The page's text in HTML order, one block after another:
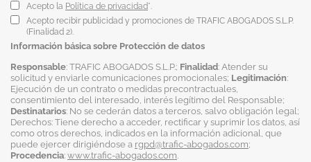
Acepto la Política de privacidad*.
Acepto recibir publicidad y promociones de TRAFIC ABOGADOS S.L.P.
(Finalidad 2).
Información básica sobre Protección de datos
Responsable: TRAFIC ABOGADOS S.L.P.; Finalidad: Atender su
solicitud y enviarle comunicaciones promocionales; Legitimación:
Ejecución de un contrato o medidas precontractuales,
consentimiento del interesado, interés legítimo del Responsable;
Destinatarios: No se cederán datos a terceros, salvo obligación legal;
Derechos: Tiene derecho a acceder, rectificar y suprimir los datos, así
como otros derechos, indicados en la información adicional, que
puede ejercer dirigiéndose a rgpd@trafic-abogados.com;
Procedencia: www.trafic-abogados.com.